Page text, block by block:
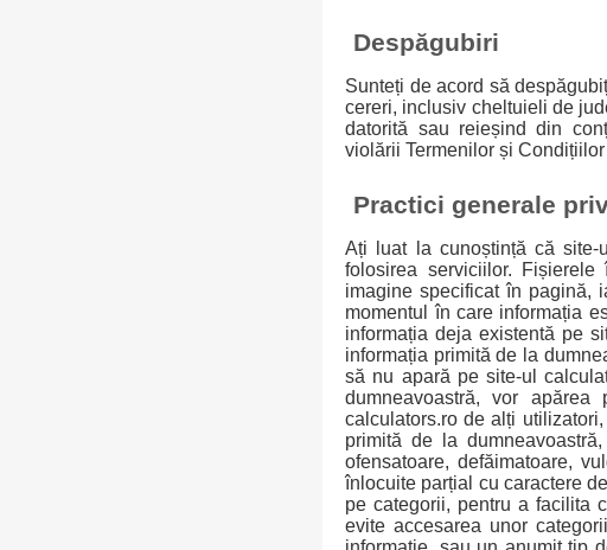
Despăgubiri
Sunteți de acord să
cereri, inclusiv cheltuieli de
datorită sau reieșind din
violării Termenilor și
Practici generale
Ați luat la cunoștință că site-
folosirea serviciilor.
imagine specificat în pagină,
momentul în care informația
informația deja existentă pe
informația primită de la
să nu apară pe site-ul
dumneavoastră, vor
calculators.ro de alți
primită de la
ofensatoare, defăimatoare,
înlocuite parțial cu caractere
pe categorii, pentru a facilita
evite accesarea unor